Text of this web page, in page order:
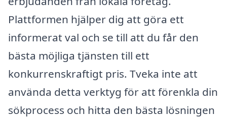
Plattformen hjälper dig att göra ett
informerat val och se till att du får den
bästa möjliga tjänsten till ett
konkurrenskraftigt pris. Tveka inte att
använda detta verktyg för att förenkla din
sökprocess och hitta den bästa lösningen